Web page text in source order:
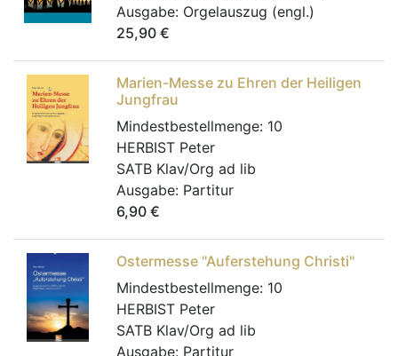
Ausgabe: Orgelauszug (engl.)
25,90 €
Marien-Messe zu Ehren der Heiligen
Jungfrau
Mindestbestellmenge: 10
HERBIST Peter
SATB Klav/Org ad lib
Ausgabe: Partitur
6,90 €
Ostermesse "Auferstehung Christi"
Mindestbestellmenge: 10
HERBIST Peter
SATB Klav/Org ad lib
Ausgabe: Partitur